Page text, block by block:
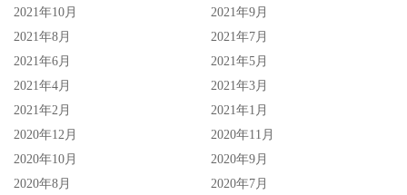
2021年10月
2021年9月
2021年8月
2021年7月
2021年6月
2021年5月
2021年4月
2021年3月
2021年2月
2021年1月
2020年12月
2020年11月
2020年10月
2020年9月
2020年8月
2020年7月